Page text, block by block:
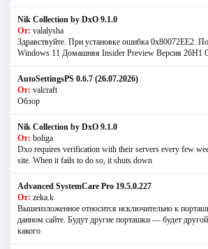
Nik Collection by DxO 9.1.0
От: valalysha
Здравствуйте. При установке ошибка 0х80072EE2.
Windows 11 Домашняя Insider Preview Версия 26H1
AutoSettingsPS 0.6.7 (26.07.2026)
От: valcraft
Обзор
Nik Collection by DxO 9.1.0
От: boliga
Dxo requires verification with their servers every few
site. When it fails to do so, it shuts down
Advanced SystemCare Pro 19.5.0.227
От: zeka.k
Вышеизложенное относится исключительно к
данном сайте. Будут другие порташки — будет
какого